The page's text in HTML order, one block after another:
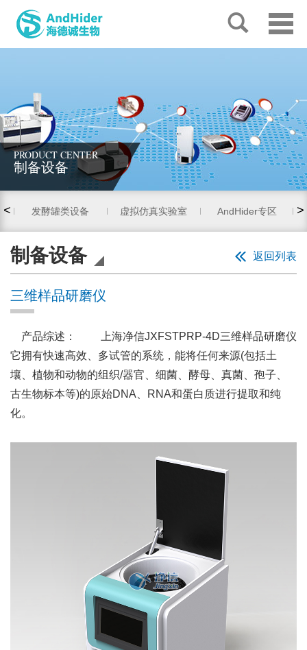
PRODUCT CENTER
制备设备
发酵罐类设备 虚拟仿真实验室 AndHider专区
< >
返回列表
制备设备
三维样品研磨仪
产品综述： 上海净信JXFSTPRP-4D三维样品研磨仪
它拥有快速高效、多试管的系统，能将任何来源(包括土
壤、植物和动物的组织/器官、细菌、酵母、真菌、孢子、
古生物标本等)的原始DNA、RNA和蛋白质进行提取和纯
化。